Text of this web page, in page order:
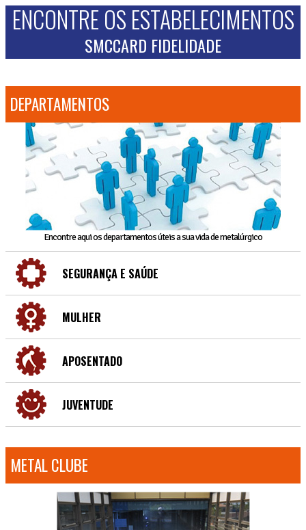
ENCONTRE OS ESTABELECIMENTOS
SMCCARD FIDELIDADE
DEPARTAMENTOS
Encontre aqui os departamentos úteis a sua vida de metalúrgico
SEGURANÇA E SAÚDE
MULHER
APOSENTADO
JUVENTUDE
METAL CLUBE